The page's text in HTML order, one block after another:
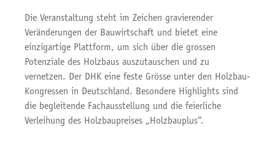
Die Veranstaltung steht im Zeichen gravierender
Veränderungen der Bauwirtschaft und bietet eine
einzigartige Plattform, um sich über die grossen
Potenziale des Holzbaus auszutauschen und zu
vernetzen. Der DHK eine feste Grösse unter den Holzbau-
Kongressen in Deutschland. Besondere Highlights sind
die begleitende Fachausstellung und die feierliche
Verleihung des Holzbaupreises „Holzbauplus“.